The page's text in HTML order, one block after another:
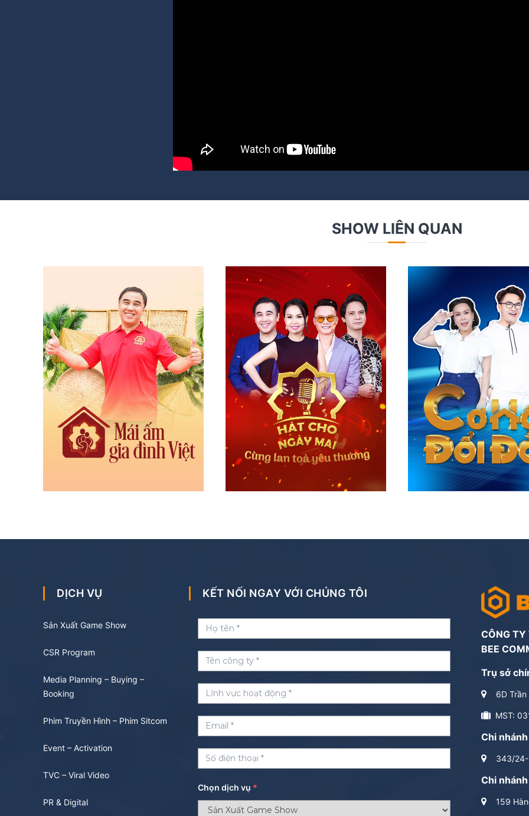
SHOW LIÊN QUAN
DỊCH VỤ
Sản Xuất Game Show
CSR Program
Media Planning – Buying –
Booking
Phim Truyền Hình – Phim Sitcom
Event – Activation
TVC – Viral Video
PR & Digital
KẾT NỐI NGAY VỚI CHÚNG TÔI
Chọn dịch vụ *
CÔNG TY
BEE
Trụ sở
6D Trần
MST:
Chi
343/24-
Chi
159